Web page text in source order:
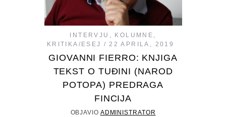
INTERVJU , KOLUMNE ,
KRITIKA/ESEJ
22 APRILA, 2019
GIOVANNI FIERRO: KNJIGA
TEKST O TUĐINI (NAROD
POTOPA) PREDRAGA
FINCIJA
OBJAVIO ADMINISTRATOR